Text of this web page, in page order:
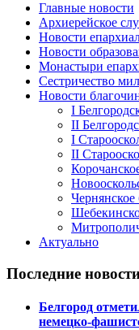
Главные новости
Архиерейское
Новости
Новости
Монастыри
Сестричество
Новости
I
II
I
II
Чернянское
Актуально
Последние
Белгород
немецко-